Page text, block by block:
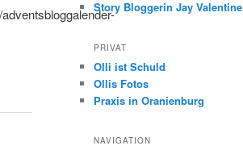
Story Bloggerin Jay Valentine
PRIVAT
Olli ist Schuld
Ollis Fotos
Praxis in Oranienburg
NAVIGATION